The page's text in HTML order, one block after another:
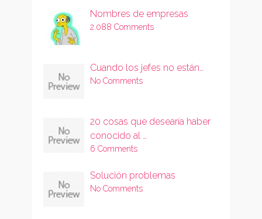
Nombres de empresas
2.088 Comments
Cuando los jefes no están…
No Comments
20 cosas que desearía haber
conocido al …
6 Comments
Solución problemas
No Comments